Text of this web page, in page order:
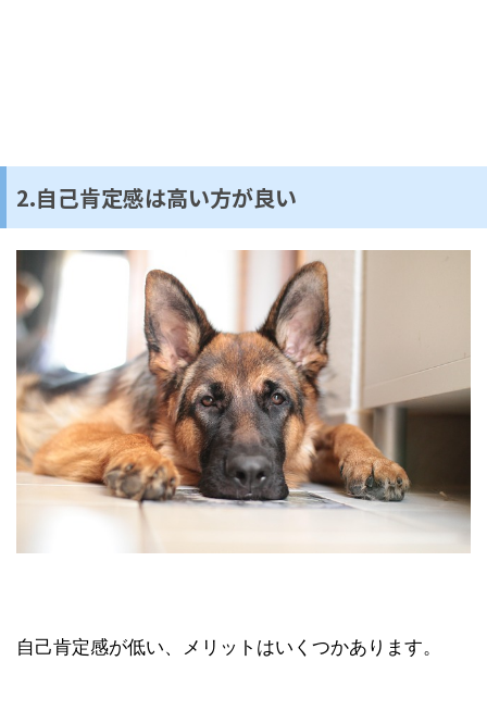
2.自己肯定感は高い方が良い
自己肯定感が低い、メリットはいくつかあります。